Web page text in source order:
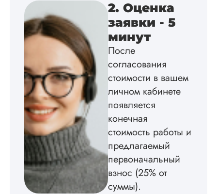
Вид работы:
Диссертация
Диссертацию
на совесть: тут и
структура, и
оформление.
методологию
исследования,
грамотно
расчеты и подвел
исследования.
2. Оценка
заявки - 5
минут
После
согласования
стоимости в вашем
личном кабинете
появляется
конечная
стоимость работы и
предлагаемый
первоначальный
взнос (25% от
суммы).